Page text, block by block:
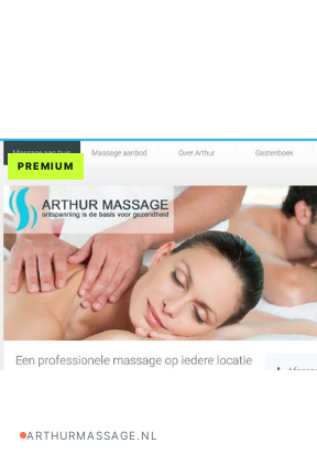
PREMIUM
ARTHURMASSAGE.NL